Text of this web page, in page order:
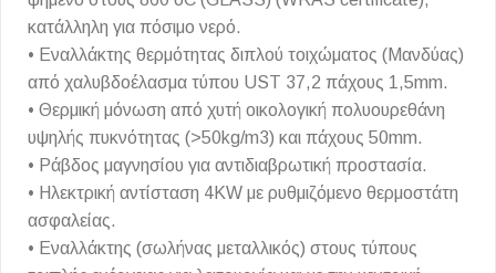
κατάλληλη για πόσιμο νερό.
• Εναλλάκτης θερμότητας διπλού τοιχώματος (Μανδύας)
από χαλυβδοέλασμα τύπου UST 37,2 πάχους 1,5mm.
• Θερμική μόνωση από χυτή οικολογική πολυουρεθάνη
υψηλής πυκνότητας (>50kg/m3) και πάχους 50mm.
• Ράβδος μαγνησίου για αντιδιαβρωτική προστασία.
• Ηλεκτρική αντίσταση 4KW με ρυθμιζόμενο θερμοστάτη
ασφαλείας.
• Εναλλάκτης (σωλήνας μεταλλικός) στους τύπους